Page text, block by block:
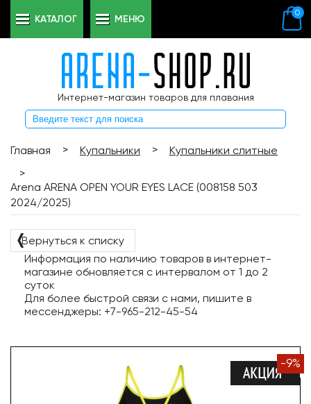
Интернет-магазин товаров для плавания
0
КАТАЛОГ МЕНЮ
Главная > Купальники >
Купальники слитные
>
Arena ARENA OPEN YOUR EYES LACE (008158 503
2024/2025)
❬Вернуться к списку
Информация по наличию товаров в интернет-
магазине обновляется с интервалом от 1 до 2
суток
Для более быстрой связи с нами, пишите в
мессенджеры: +7-965-212-45-54
-9%